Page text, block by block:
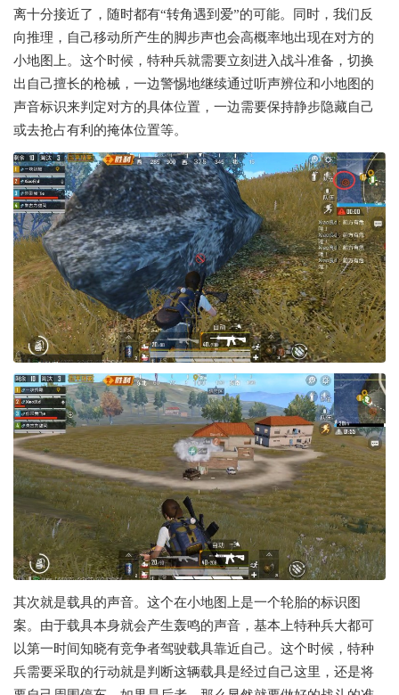
离十分接近了，随时都有“转角遇到爱”的可能。同时，我们反
向推理，自己移动所产生的脚步声也会高概率地出现在对方的
小地图上。这个时候，特种兵就需要立刻进入战斗准备，切换
出自己擅长的枪械，一边警惕地继续通过听声辨位和小地图的
声音标识来判定对方的具体位置，一边需要保持静步隐藏自己
或去抢占有利的掩体位置等。
其次就是载具的声音。这个在小地图上是一个轮胎的标识图
案。由于载具本身就会产生轰鸣的声音，基本上特种兵大都可
以第一时间知晓有竞争者驾驶载具靠近自己。这个时候，特种
兵需要采取的行动就是判断这辆载具是经过自己这里，还是将